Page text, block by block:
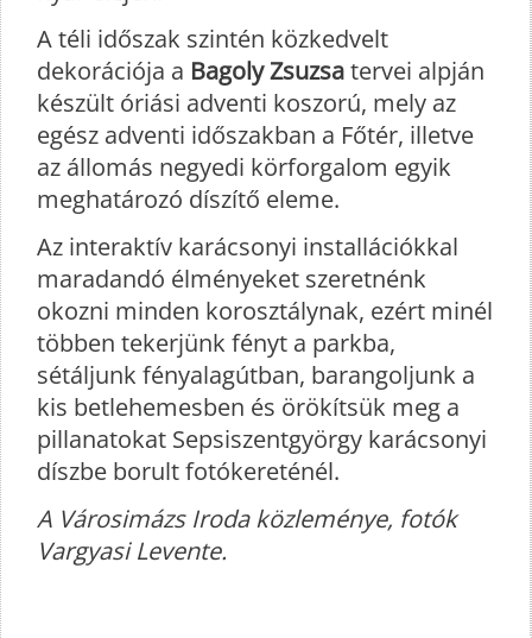
A téli időszak szintén közkedvelt
dekorációja a Bagoly Zsuzsatervei alpján
készült óriási adventi koszorú, mely az
egész adventi időszakban a Főtér, illetve
az állomás negyedi körforgalom egyik
meghatározó díszítő eleme.
Az interaktív karácsonyi installációkkal
maradandó élményeket szeretnénk
okozni minden korosztálynak, ezért minél
többen tekerjünk fényt a parkba,
sétáljunk fényalagútban, barangoljunk a
kis betlehemesben és örökítsük meg a
pillanatokat Sepsiszentgyörgy karácsonyi
díszbe borult fotókereténél.
A Városimázs Iroda közleménye, fotók
Vargyasi Levente.